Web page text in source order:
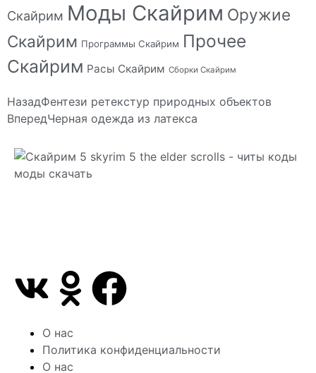
Скайрим Моды Скайрим Оружие
Скайрим Программы Скайрим Прочее
Скайрим Расы Скайрим Сборки Скайрим
НазадФентези ретекстур природных объектов
ВпередЧерная одежда из латекса
О нас
Политика конфиденциальности
О нас